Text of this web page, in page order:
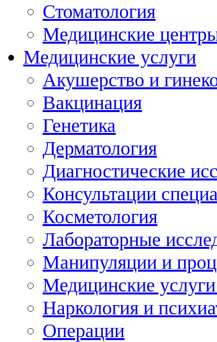
Стоматология
Медицинские
Медицинские услуги
Акушерство и
Вакцинация
Генетика
Дерматология
Диагностические
Консультации
Косметология
Лабораторные
Манипуляции и
Медицинские
Наркология и
Операции